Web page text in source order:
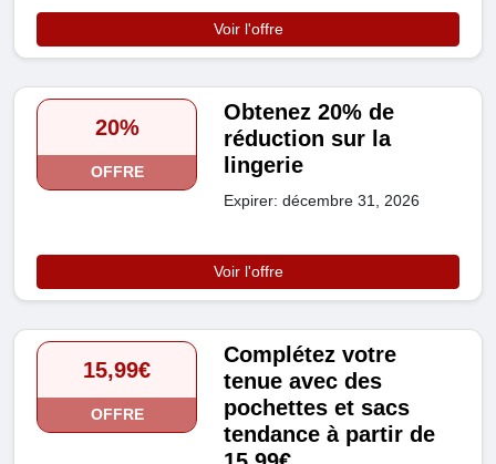
Voir l'offre
20%
OFFRE
Obtenez 20% de
réduction sur la
lingerie
Expirer: décembre 31, 2026
Voir l'offre
15,99€
OFFRE
Complétez votre
tenue avec des
pochettes et sacs
tendance à partir de